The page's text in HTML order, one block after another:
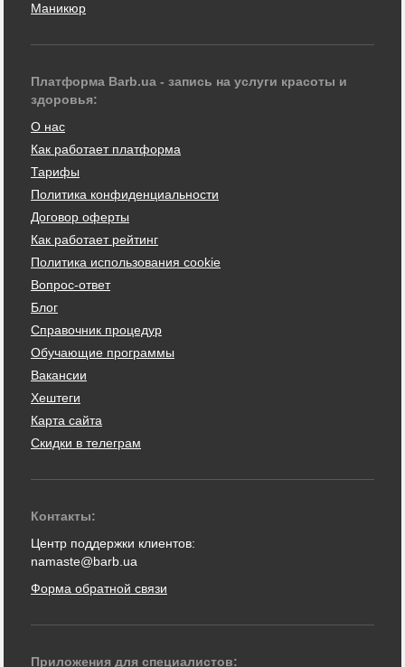
Маникюр
Платформа Barb.ua - запись на услуги красоты и
здоровья:
О нас
Как работает платформа
Тарифы
Политика конфиденциальности
Договор оферты
Как работает рейтинг
Политика использования cookie
Вопрос-ответ
Блог
Справочник процедур
Обучающие программы
Вакансии
Хештеги
Карта сайта
Скидки в телеграм
Контакты:
Центр поддержки клиентов:
namaste@barb.ua
Форма обратной связи
Приложения для специалистов: